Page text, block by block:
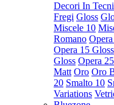
Decori In
Fregi Gloss
Miscele 10
Romano
Opera 15 Gloss
Gloss Opera
Matt Oro Oro
20 Smalto 10
Variations